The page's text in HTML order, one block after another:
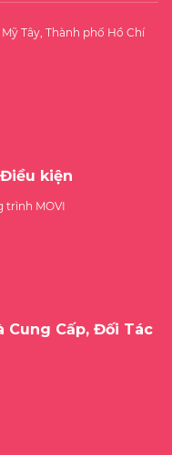
Tây, Thành phố Hồ Chí
kiện
trình MOVI
Cung Cấp, Đối Tác